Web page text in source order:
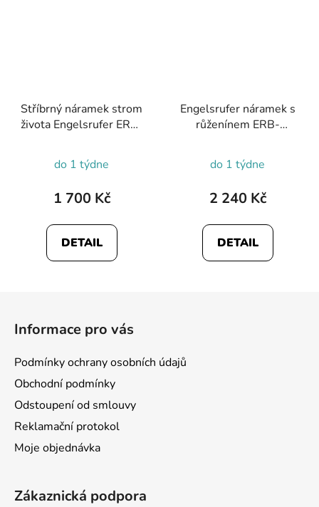
Stříbrný náramek strom
života Engelsrufer ERB-
do 1 týdne
1 700 Kč
DETAIL
Engelsrufer náramek s
růženínem ERB-
do 1 týdne
2 240 Kč
DETAIL
Informace pro vás
Podmínky ochrany osobních údajů
Obchodní podmínky
Odstoupení od smlouvy
Reklamační protokol
Moje objednávka
Zákaznická podpora